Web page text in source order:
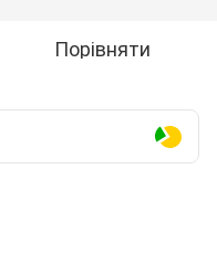
Порівняти